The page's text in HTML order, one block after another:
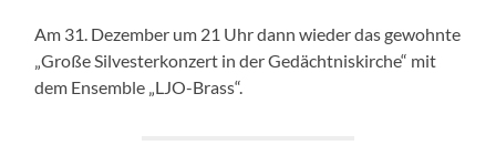
Am 31. Dezember um 21 Uhr dann wieder das gewohnte
„Große Silvesterkonzert in der Gedächtniskirche“ mit
dem Ensemble „LJO-Brass“.